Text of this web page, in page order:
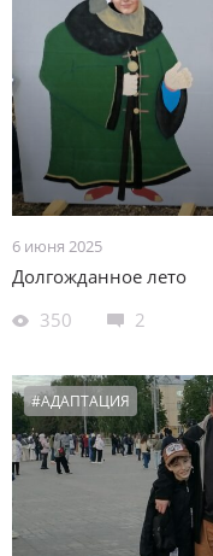
6 июня 2025
Долгожданное лето
350
2
#АДАПТАЦИЯ